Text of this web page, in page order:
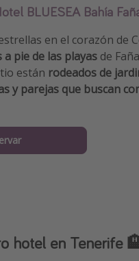
BLUESEA Bahía
en el corazón de
pie de las playas de
están rodeados de
y parejas que buscan
hotel en Tenerife